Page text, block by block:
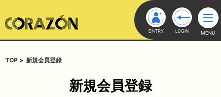
ENTRY LOGIN MENU
TOP 新規会員登録
新規会員登録